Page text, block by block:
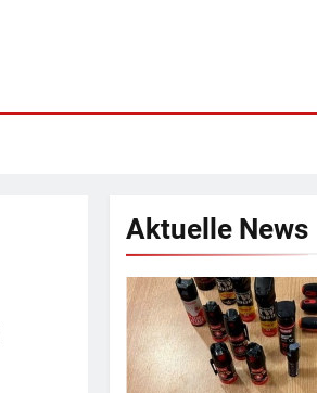
Aktuelle News